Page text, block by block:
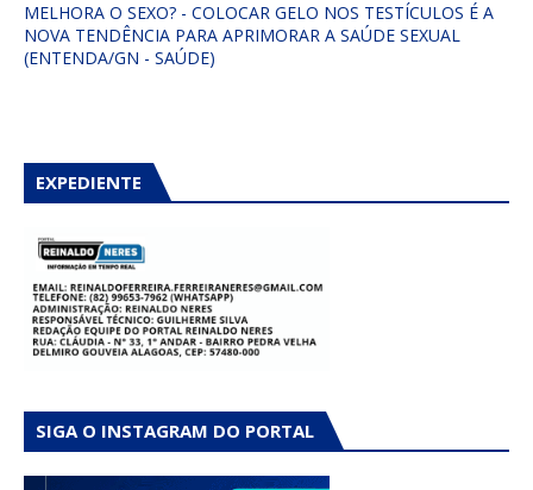
MELHORA O SEXO? - COLOCAR GELO NOS TESTÍCULOS É A
NOVA TENDÊNCIA PARA APRIMORAR A SAÚDE SEXUAL
(ENTENDA/GN - SAÚDE)
EXPEDIENTE
SIGA O INSTAGRAM DO PORTAL